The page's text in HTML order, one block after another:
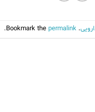
. Bookmark the
permalink
.